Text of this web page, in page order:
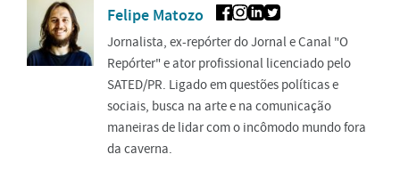
Felipe Matozo
Jornalista, ex-repórter do Jornal e Canal "O
Repórter" e ator profissional licenciado pelo
SATED/PR. Ligado em questões políticas e
sociais, busca na arte e na comunicação
maneiras de lidar com o incômodo mundo fora
da caverna.